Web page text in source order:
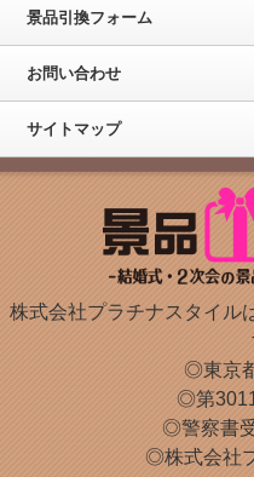
景品引換フォーム
お問い合わせ
サイトマップ
株式会社プラチナスタイル
◎東京
◎第
◎警察書
◎株式会社